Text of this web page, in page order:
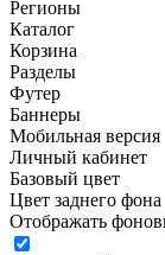
Регионы
Каталог
Корзина
Разделы
Футер
Баннеры
Мобильная версия
Личный кабинет
Базовый цвет
Цвет заднего фона
Отображать